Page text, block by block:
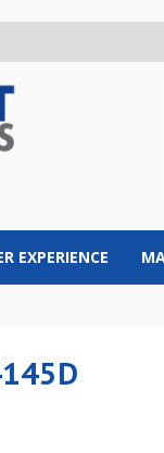
EXPERIENCE